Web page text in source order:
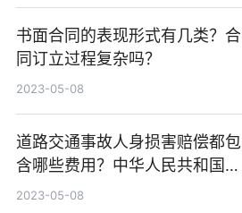
书面合同的表现形式有几类？合
同订立过程复杂吗？
2023-05-08
道路交通事故人身损害赔偿都包
含哪些费用？中华人民共和国民
法典第一千一百七十九条内容是
2023-05-08